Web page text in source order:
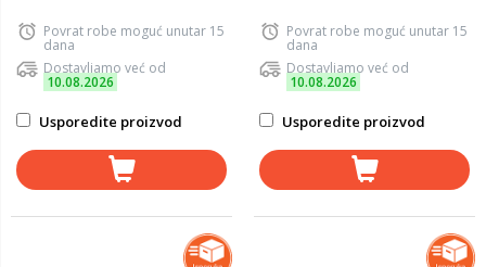
Povrat robe moguć unutar 15
dana
Dostavljamo već od
10.08.2026
Usporedite proizvod
Povrat robe moguć unutar 15
dana
Dostavljamo već od
10.08.2026
Usporedite proizvod